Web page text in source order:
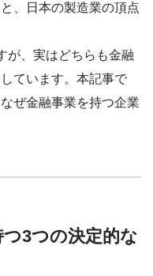
、日本の製造業の頂点
が、実はどちらも金融
ています。本記事で
ぜ金融事業を持つ企業
3つの決定的な